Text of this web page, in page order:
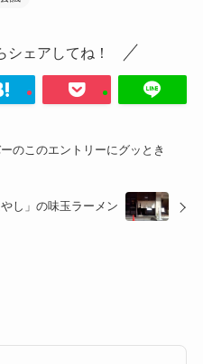
ェアしてね！
のこのエントリーにグッとき
し」の味玉ラーメン